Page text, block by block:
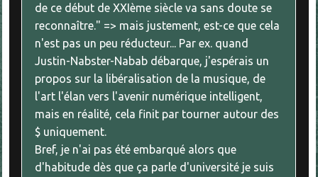
de ce début de XXIème siècle va sans doute se
reconnaître." => mais justement, est-ce que cela
n'est pas un peu réducteur... Par ex. quand
Justin-Nabster-Nabab débarque, j'espérais un
propos sur la libéralisation de la musique, de
l'art l'élan vers l'avenir numérique intelligent,
mais en réalité, cela finit par tourner autour des
$ uniquement.
Bref, je n'ai pas été embarqué alors que
d'habitude dès que ça parle d'université je suis